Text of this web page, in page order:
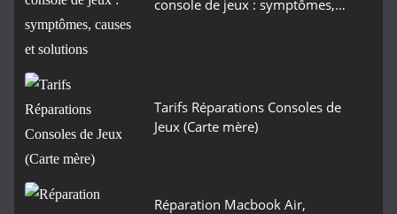
console de jeux : symptômes,…
Tarifs Réparations Consoles de
Jeux (Carte mère)
Réparation Macbook Air,